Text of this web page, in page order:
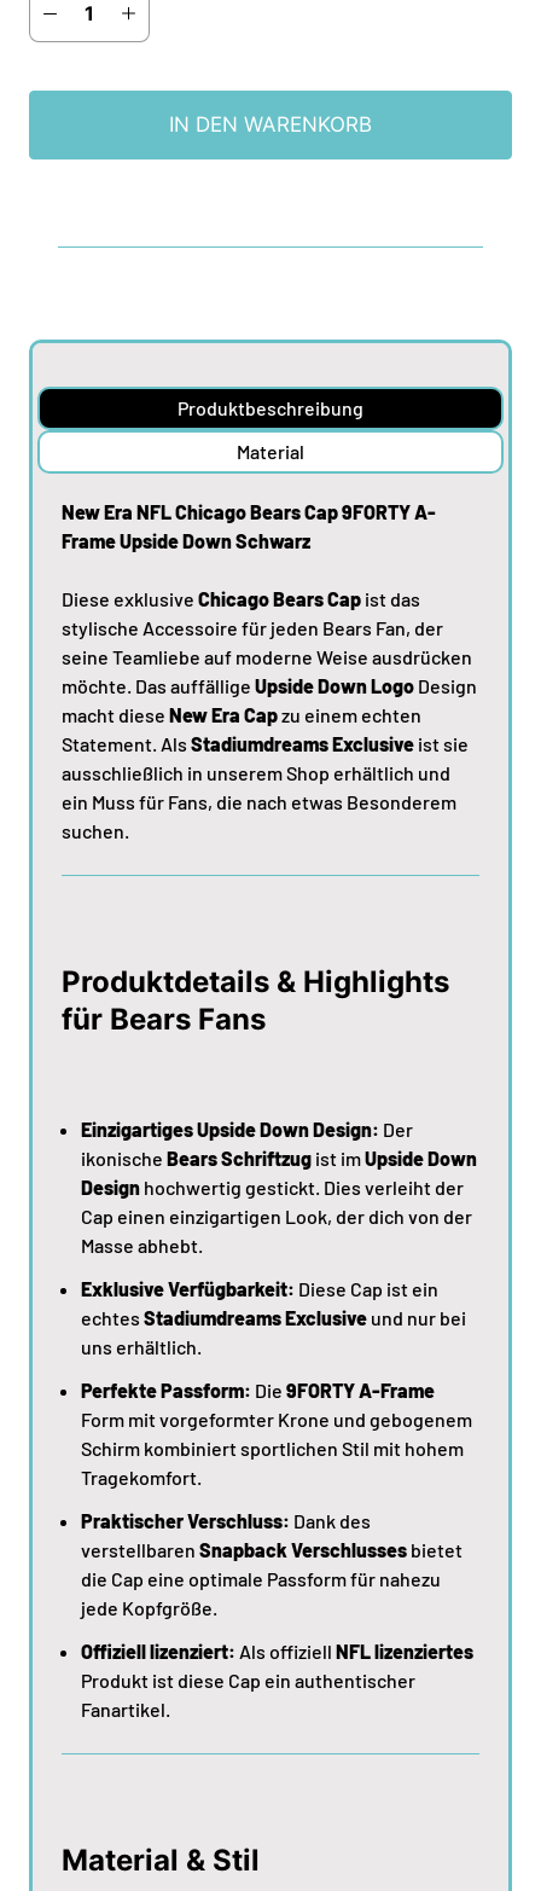
IN DEN WARENKORB
Produktbeschreibung
Material
New Era NFL Chicago Bears Cap 9FORTY A-
Frame Upside Down Schwarz
Diese exklusive Chicago Bears Cap ist das
stylische Accessoire für jeden Bears Fan, der
seine Teamliebe auf moderne Weise ausdrücken
möchte. Das auffällige Upside Down Logo Design
macht diese New Era Capzu einem echten
Statement. Als Stadiumdreams Exclusive ist sie
ausschließlich in unserem Shop erhältlich und
ein Muss für Fans, die nach etwas Besonderem
suchen.
Produktdetails & Highlights
für Bears Fans
Einzigartiges Upside Down Design: Der
ikonische Bears Schriftzug ist imUpside Down
Design hochwertig gestickt. Dies verleiht der
Cap einen einzigartigen Look, der dich von der
Masse abhebt.
Exklusive Verfügbarkeit: Diese Cap ist ein
echtes Stadiumdreams Exclusive und nur bei
uns erhältlich.
Perfekte Passform: Die 9FORTY A-Frame
Form mit vorgeformter Krone und gebogenem
Schirm kombiniert sportlichen Stil mit hohem
Tragekomfort.
Praktischer Verschluss: Dank des
verstellbaren Snapback Verschlusses bietet
die Cap eine optimale Passform für nahezu
jede Kopfgröße.
Offiziell lizenziert: Als offiziell NFL lizenziertes
Produkt ist diese Cap ein authentischer
Fanartikel.
Material & Stil